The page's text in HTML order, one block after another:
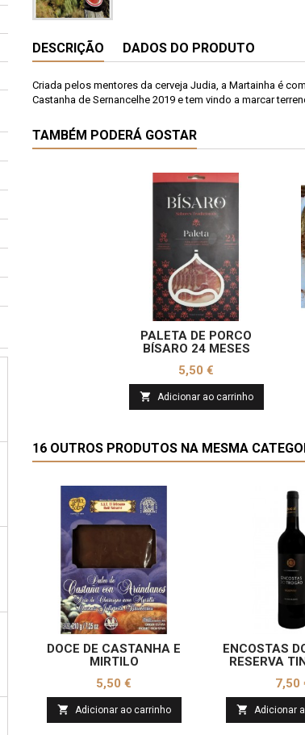
DESCRIÇÃO DADOS DO PRODUTO
Criada pelos mentores da cerveja Judia, a Martainha é
Castanha de Sernancelhe 2019 e tem vindo a marcar
TAMBÉM PODERÁ GOSTAR
PALETA DE PORCO
BÍSARO 24 MESES
Preço
5,50 €
 Adicionar ao carrinho
16 OUTROS PRODUTOS NA MESMA
DOCE DE CASTANHA E
MIRTILO
Preço
5,50 €
 Adicionar ao carrinho
ENCOSTAS
RESERVA
Preço
7,50
 Adicionar